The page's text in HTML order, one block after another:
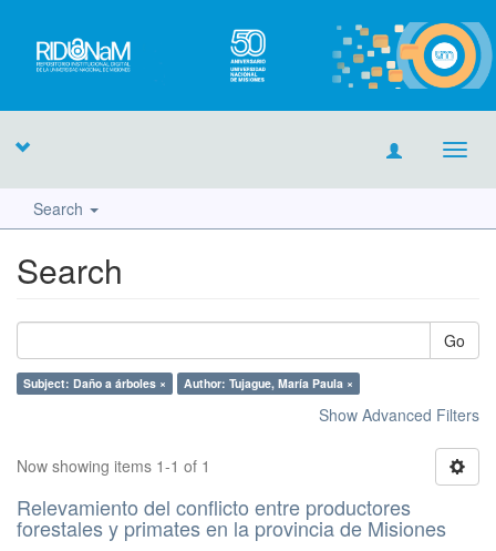
Search
Search
Go
Subject: Daño a árboles × Author: Tujague, María Paula ×
Show Advanced Filters
Now showing items 1-1 of 1
Relevamiento del conflicto entre productores
forestales y primates en la provincia de Misiones